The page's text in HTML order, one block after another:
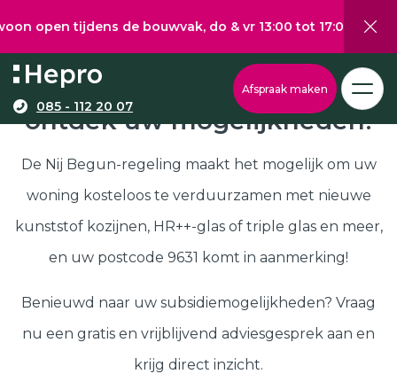
tijdens de bouwvak, do & vr 13:00 tot 17:00, za 10:00
085 - 112 20 07
Afspraak maken
Nij Begun subsidie in 9631,
ontdek uw mogelijkheden!
De Nij Begun-regeling maakt het mogelijk om uw
woning kosteloos te verduurzamen met nieuwe
kunststof kozijnen, HR++-glas of triple glas en meer,
en uw postcode 9631 komt in aanmerking!
Benieuwd naar uw subsidiemogelijkheden? Vraag
nu een gratis en vrijblijvend adviesgesprek aan en
krijg direct inzicht.
Wat wilt u graag verduurzamen?
Via onze configurator berekent u eenvoudig een
richtprijs voor uw kunststof kozijnen, -deuren, of
schuifpuien.
Samenstellen
Deuren
Kunststof kozijnen
Kunststof deuren
Kunststof schuifpuien
Isolatie
Klantenservice
Hepro
Subsidies